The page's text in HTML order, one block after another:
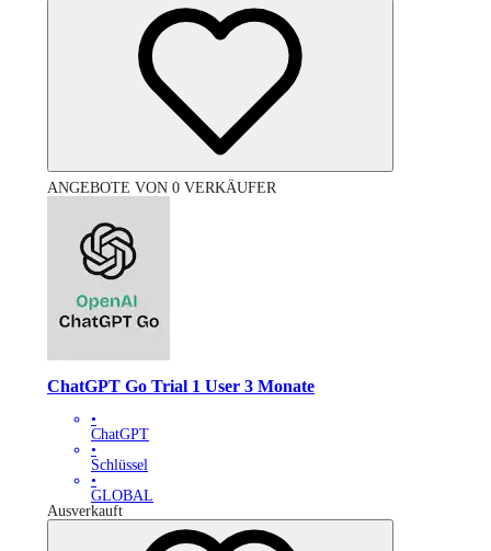
ANGEBOTE VON 0 VERKÄUFER
ChatGPT Go Trial 1 User 3 Monate
•
ChatGPT
•
Schlüssel
•
GLOBAL
Ausverkauft